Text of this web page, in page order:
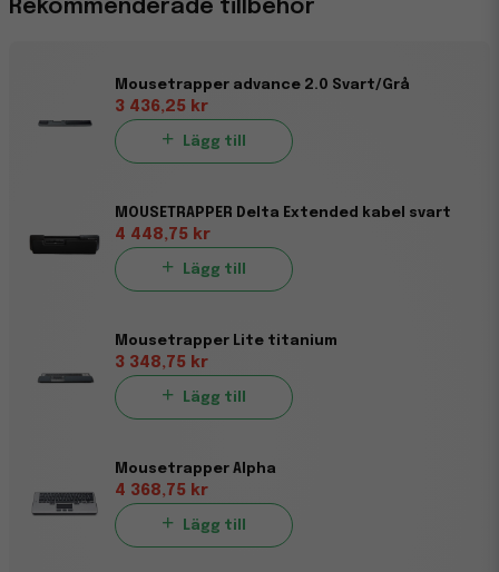
Rekommenderade tillbehör
Mousetrapper advance 2.0 Svart/Grå
3 436,25 kr
Lägg till
MOUSETRAPPER Delta Extended kabel svart
4 448,75 kr
Lägg till
Mousetrapper Lite titanium
3 348,75 kr
Lägg till
Mousetrapper Alpha
4 368,75 kr
Lägg till